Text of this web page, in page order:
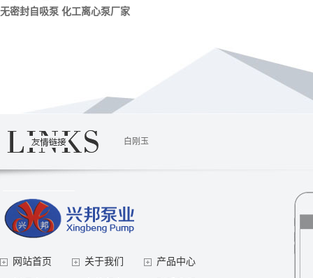
无密封自吸泵 化工离心泵厂家
白刚玉
网站首页 关于我们 产品中心